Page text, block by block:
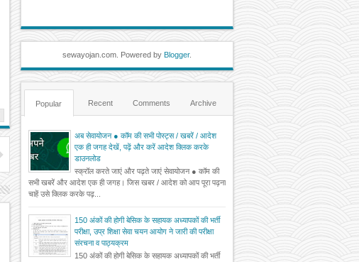
sewayojan.com. Powered by Blogger.
Popular Recent Comments Archive
अब सेवायोजन ● कॉम की सभी पोस्ट्स / खबरें / आदेश
एक ही जगह देखें, पढ़ें और करें आदेश क्लिक करके
डाउनलोड
स्क्रॉल करते जाएं और पढ़ते जाएं सेवायोजन ● कॉम की
सभी खबरें और आदेश एक ही जगह। जिस खबर / आदेश को आप पूरा पढ़ना
चाहें उसे क्लिक करके पढ़...
150 अंकों की होगी बेसिक के सहायक अध्यापकों की भर्ती
परीक्षा, उप्र शिक्षा सेवा चयन आयोग ने जारी की परीक्षा
संरचना व पाठ्यक्रम
150 अंकों की होगी बेसिक के सहायक अध्यापकों की भर्ती